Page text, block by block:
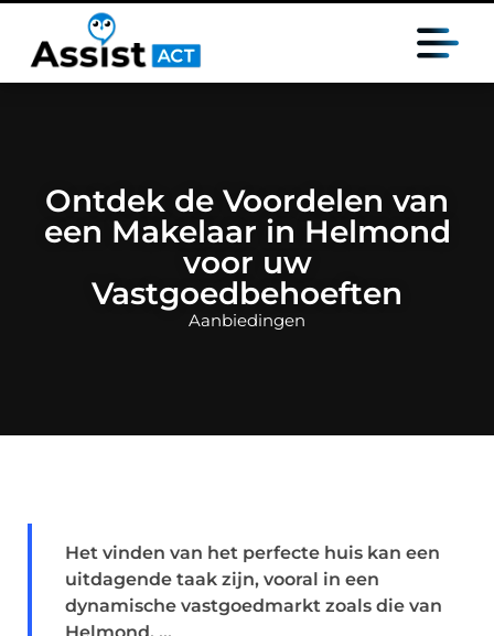
Ontdek de Voordelen van
een Makelaar in Helmond
voor uw
Vastgoedbehoeften
Aanbiedingen
Het vinden van het perfecte huis kan een
uitdagende taak zijn, vooral in een
dynamische vastgoedmarkt zoals die van